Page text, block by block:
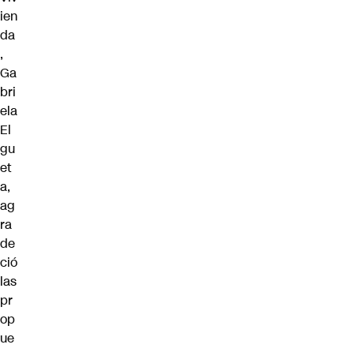
ien
da
,
Ga
bri
ela
El
gu
et
a,
ag
ra
de
ció
las
pr
op
ue